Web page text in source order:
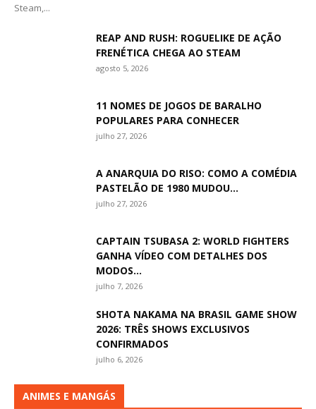
Steam,...
REAP AND RUSH: ROGUELIKE DE AÇÃO
FRENÉTICA CHEGA AO STEAM
agosto 5, 2026
11 NOMES DE JOGOS DE BARALHO
POPULARES PARA CONHECER
julho 27, 2026
A ANARQUIA DO RISO: COMO A COMÉDIA
PASTELÃO DE 1980 MUDOU...
julho 27, 2026
CAPTAIN TSUBASA 2: WORLD FIGHTERS
GANHA VÍDEO COM DETALHES DOS
MODOS...
julho 7, 2026
SHOTA NAKAMA NA BRASIL GAME SHOW
2026: TRÊS SHOWS EXCLUSIVOS
CONFIRMADOS
julho 6, 2026
ANIMES E MANGÁS